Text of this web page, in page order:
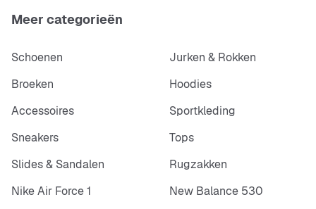
Meer categorieën
Schoenen
Jurken & Rokken
Broeken
Hoodies
Accessoires
Sportkleding
Sneakers
Tops
Slides & Sandalen
Rugzakken
Nike Air Force 1
New Balance 530